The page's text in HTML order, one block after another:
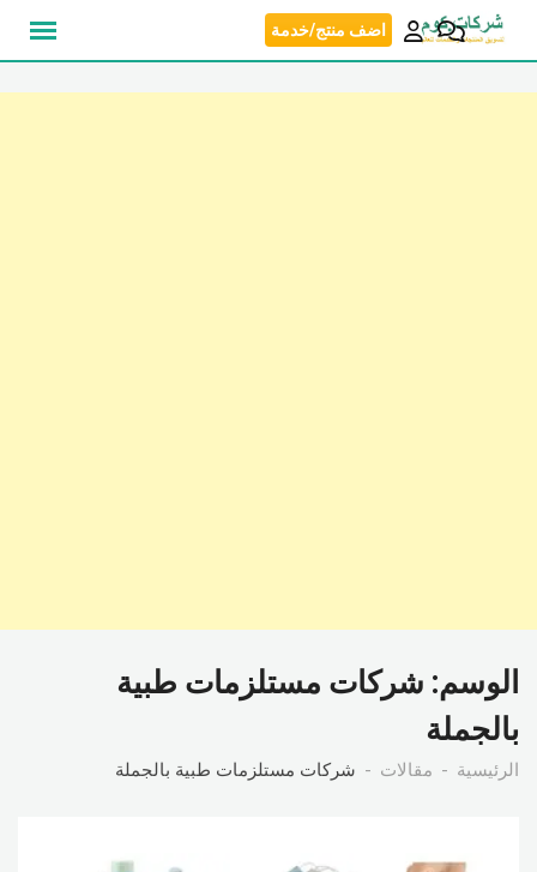
انتقل
اضف منتج/خدمة
الوسم: شركات مستلزمات طبية
بالجملة
الرئيسية مقالات شركات مستلزمات طبية بالجملة